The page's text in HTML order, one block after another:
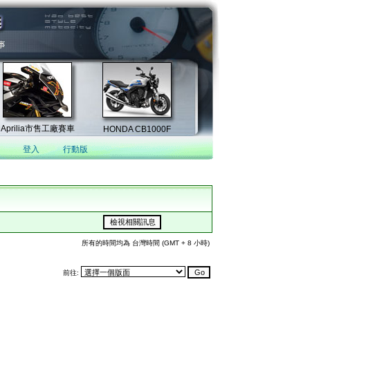
登入 行動版
所有的時間均為 台灣時間 (GMT + 8 小時)
前往: